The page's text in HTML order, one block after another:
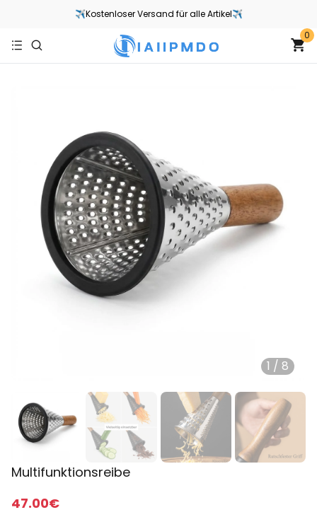
✈Kostenloser Versand für alle Artikel✈
0
1 / 8
Multifunktionsreibe
47.00€